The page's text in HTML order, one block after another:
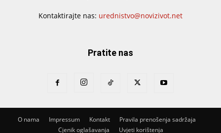
Kontaktirajte nas: urednistvo@novizivot.net
Pratite nas
O nama Impressum Kontakt
Pravila prenošenja sadržaja
Cjenik oglašavanja
Uvjeti korištenja